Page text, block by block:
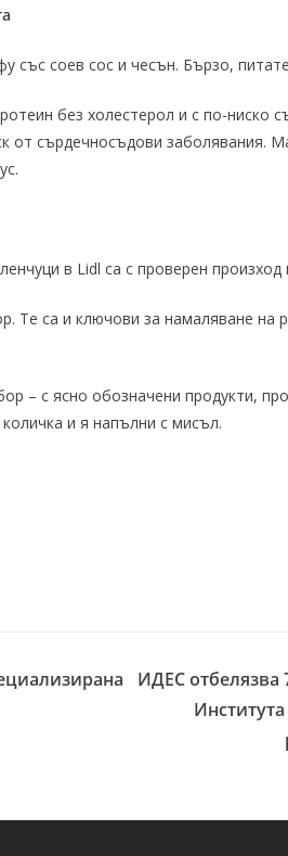
със соев сос и чесън. Бързо,
без холестерол и с по-
от сърдечносъдови заболявания.
в Lidl са с проверен
Те са и ключови за намаляване
– с ясно обозначени продукти,
и я напълни с мисъл.
ИДЕС отбелязва